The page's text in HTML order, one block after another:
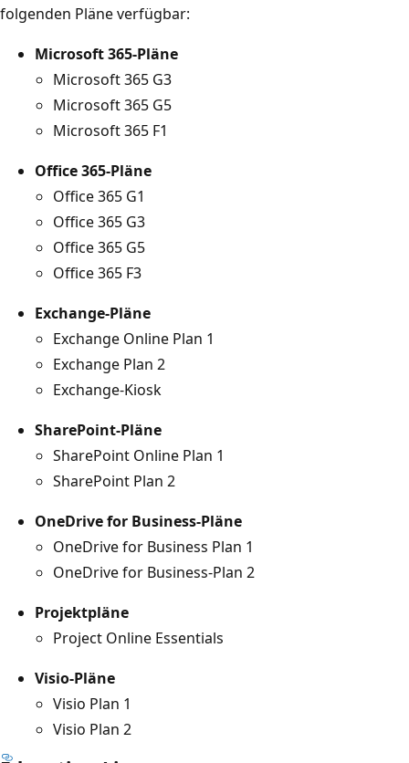
folgenden Pläne verfügbar:
Microsoft 365-Pläne
Microsoft 365 G3
Microsoft 365 G5
Microsoft 365 F1
Office 365-Pläne
Office 365 G1
Office 365 G3
Office 365 G5
Office 365 F3
Exchange-Pläne
Exchange Online Plan 1
Exchange Plan 2
Exchange-Kiosk
SharePoint-Pläne
SharePoint Online Plan 1
SharePoint Plan 2
OneDrive for Business-Pläne
OneDrive for Business Plan 1
OneDrive for Business-Plan 2
Projektpläne
Project Online Essentials
Visio-Pläne
Visio Plan 1
Visio Plan 2